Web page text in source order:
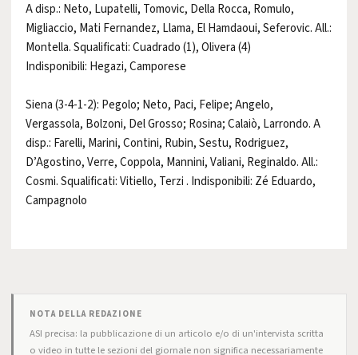
A disp.: Neto, Lupatelli, Tomovic, Della Rocca, Romulo,
Migliaccio, Mati Fernandez, Llama, El Hamdaoui, Seferovic. All.:
Montella. Squalificati: Cuadrado (1), Olivera (4)
Indisponibili: Hegazi, Camporese
Siena (3-4-1-2): Pegolo; Neto, Paci, Felipe; Angelo,
Vergassola, Bolzoni, Del Grosso; Rosina; Calaiò, Larrondo. A
disp.: Farelli, Marini, Contini, Rubin, Sestu, Rodriguez,
D’Agostino, Verre, Coppola, Mannini, Valiani, Reginaldo. All.:
Cosmi. Squalificati: Vitiello, Terzi . Indisponibili: Zé Eduardo,
Campagnolo
NOTA DELLA REDAZIONE
ASI precisa: la pubblicazione di un articolo e/o di un'intervista scritta
o video in tutte le sezioni del giornale non significa necessariamente